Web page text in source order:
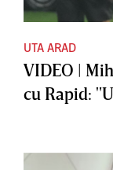
UTA ARAD
VIDEO |
cu Rapid: